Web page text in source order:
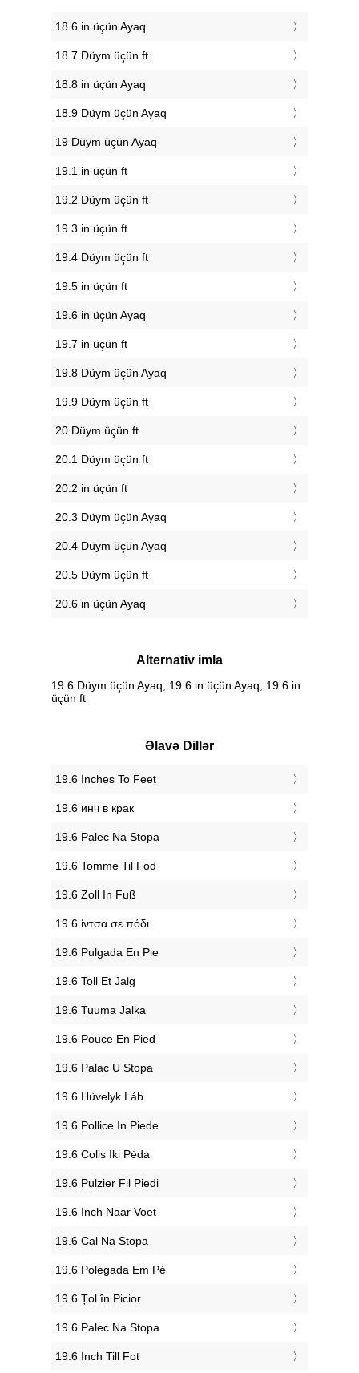
18.6 in üçün Ayaq
18.7 Düym üçün ft
18.8 in üçün Ayaq
18.9 Düym üçün Ayaq
19 Düym üçün Ayaq
19.1 in üçün ft
19.2 Düym üçün ft
19.3 in üçün ft
19.4 Düym üçün ft
19.5 in üçün ft
19.6 in üçün Ayaq
19.7 in üçün ft
19.8 Düym üçün Ayaq
19.9 Düym üçün ft
20 Düym üçün ft
20.1 Düym üçün ft
20.2 in üçün ft
20.3 Düym üçün Ayaq
20.4 Düym üçün Ayaq
20.5 Düym üçün ft
20.6 in üçün Ayaq
Alternativ imla
19.6 Düym üçün Ayaq, 19.6 in üçün Ayaq, 19.6 in
üçün ft
Əlavə Dillər
‎19.6 Inches To Feet
‎19.6 инч в крак
‎19.6 Palec Na Stopa
‎19.6 Tomme Til Fod
‎19.6 Zoll In Fuß
‎19.6 ίντσα σε πόδι
‎19.6 Pulgada En Pie
‎19.6 Toll Et Jalg
‎19.6 Tuuma Jalka
‎19.6 Pouce En Pied
‎19.6 Palac U Stopa
‎19.6 Hüvelyk Láb
‎19.6 Pollice In Piede
‎19.6 Colis Iki Pėda
‎19.6 Pulzier Fil Piedi
‎19.6 Inch Naar Voet
‎19.6 Cal Na Stopa
‎19.6 Polegada Em Pé
‎19.6 Țol în Picior
‎19.6 Palec Na Stopa
‎19.6 Inch Till Fot